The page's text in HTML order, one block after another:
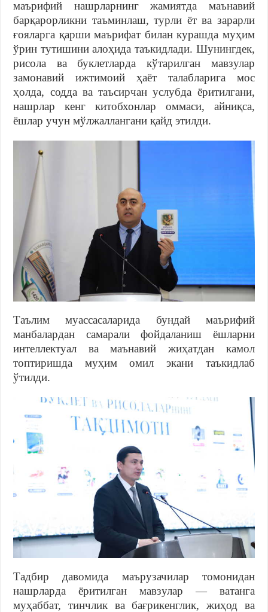
маърифий нашрларнинг жамиятда маънавий
барқарорликни таъминлаш, турли ёт ва зарарли
ғояларга қарши маърифат билан курашда муҳим
ўрин тутишини алоҳида таъкидлади. Шунингдек,
рисола ва буклетларда кўтарилган мавзулар
замонавий ижтимоий ҳаёт талабларига мос
ҳолда, содда ва таъсирчан услубда ёритилгани,
нашрлар кенг китобхонлар оммаси, айниқса,
ёшлар учун мўлжаллангани қайд этилди.
Таълим муассасаларида бундай маърифий
манбалардан самарали фойдаланиш ёшларни
интеллектуал ва маънавий жиҳатдан камол
топтиришда муҳим омил экани таъкидлаб
ўтилди.
Тадбир давомида маърузачилар томонидан
нашрларда ёритилган мавзулар — ватанга
муҳаббат, тинчлик ва бағрикенглик, жиҳод ва